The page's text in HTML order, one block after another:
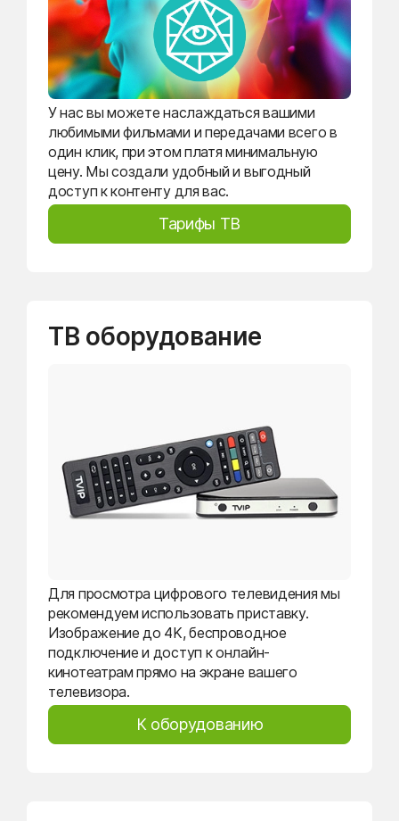
У нас вы можете наслаждаться вашими
любимыми фильмами и передачами всего в
один клик, при этом платя минимальную
цену. Мы создали удобный и выгодный
доступ к контенту для вас.
Тарифы ТВ
ТВ оборудование
Для просмотра цифрового телевидения мы
рекомендуем использовать приставку.
Изображение до 4K, беспроводное
подключение и доступ к онлайн-
кинотеатрам прямо на экране вашего
телевизора.
К оборудованию